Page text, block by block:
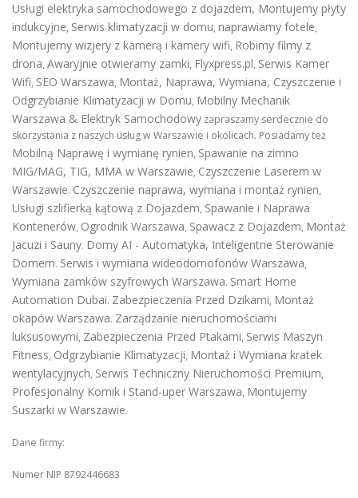
Usługi elektryka samochodowego z dojazdem, Montujemy płyty
indukcyjne, Serwis klimatyzacji w domu, naprawiamy fotele,
Montujemy wizjery z kamerą i kamery wifi, Robimy filmy z
drona, Awaryjnie otwieramy zamki, Flyxpress.pl, Serwis Kamer
Wifi, SEO Warszawa, Montaż, Naprawa, Wymiana, Czyszczenie i
Odgrzybianie Klimatyzacji w Domu, Mobilny Mechanik
Warszawa & Elektryk Samochodowy zapraszamy serdecznie do
skorzystania z naszych usług w Warszawie i okolicach. Posiadamy też
Mobilną Naprawę i wymianę rynien, Spawanie na zimno
MIG/MAG, TIG, MMA w Warszawie, Czyszczenie Laserem w
Warszawie. Czyszczenie naprawa, wymiana i montaż rynien,
Usługi szlifierką kątową z Dojazdem, Spawanie i Naprawa
Kontenerów, Ogrodnik Warszawa, Spawacz z Dojazdem, Montaż
Jacuzi i Sauny. Domy AI - Automatyka, Inteligentne Sterowanie
Domem. Serwis i wymiana wideodomofonów Warszawa,
Wymiana zamków szyfrowych Warszawa. Smart Home
Automation Dubai. Zabezpieczenia Przed Dzikami, Montaż
okapów Warszawa. Zarządzanie nieruchomościami
luksusowymi, Zabezpieczenia Przed Ptakami, Serwis Maszyn
Fitness, Odgrzybianie Klimatyzacji, Montaż i Wymiana kratek
wentylacyjnych, Serwis Techniczny Nieruchomości Premium,
Profesjonalny Komik i Stand-uper Warszawa, Montujemy
Suszarki w Warszawie.
Dane firmy:
Numer NIP 8792446683